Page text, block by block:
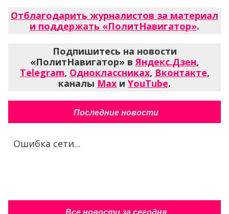
Отблагодарить журналистов за материал
и поддержать «ПолитНавигатор».
Подпишитесь на новости
«ПолитНавигатор» вЯндекс.Дзен,
Telegram, Одноклассниках, Вконтакте,
каналы Max и YouTube.
Последние новости
Ошибка сети...